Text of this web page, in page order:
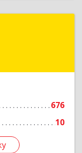
676
10
Подробнее